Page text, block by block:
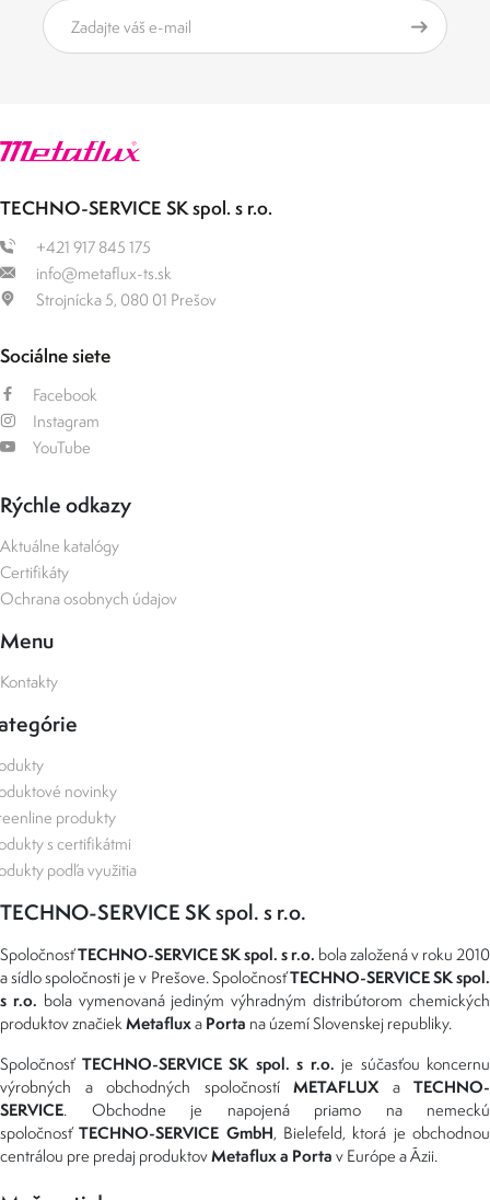
TECHNO-SERVICE SK spol. s r.o.
+421 917 845 175
info@metaflux-ts.sk
Strojnícka 5, 080 01 Prešov
Sociálne siete
Facebook
Instagram
YouTube
Rýchle odkazy
Aktuálne katalógy
Certifikáty
Ochrana osobnych údajov
Menu
Kontakty
novinky
produkty
s certifikátmi
podľa využitia
TECHNO-SERVICE SK spol. s r.o.
SpoločnosťTECHNO-SERVICE SK spol. s r.o. bola založená v roku 2010
a sídlo spoločnosti je v Prešove. SpoločnosťTECHNO-SERVICE SK spol.
s r.o. bola vymenovaná jediným výhradným distribútorom chemických
produktov značiekMetafluxa Porta na území Slovenskej republiky.
Spoločnosť TECHNO-SERVICE SK spol. s r.o. je súčasťou koncernu
výrobných a obchodných spoločností METAFLUXa TECHNO-
SERVICE. Obchodne je napojená priamo na nemeckú
spoločnosťTECHNO-SERVICE GmbH, Bielefeld, ktorá je obchodnou
centrálou pre predaj produktovMetaflux a Porta v Európe a Ázii.